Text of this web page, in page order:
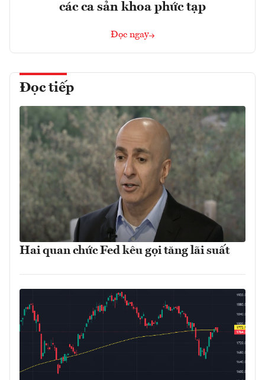
các ca sản khoa phức tạp
Đọc ngay
Đọc tiếp
Hai quan chức Fed kêu gọi tăng lãi suất